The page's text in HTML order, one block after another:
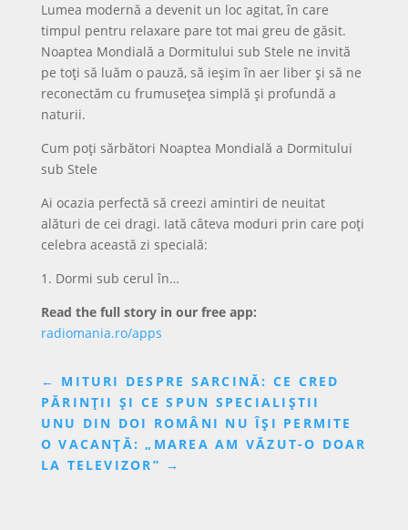
Lumea modernă a devenit un loc agitat, în care
timpul pentru relaxare pare tot mai greu de găsit.
Noaptea Mondială a Dormitului sub Stele ne invită
pe toți să luăm o pauză, să ieșim în aer liber și să ne
reconectăm cu frumusețea simplă și profundă a
naturii.
Cum poți sărbători Noaptea Mondială a Dormitului
sub Stele
Ai ocazia perfectă să creezi amintiri de neuitat
alături de cei dragi. Iată câteva moduri prin care poți
celebra această zi specială:
1. Dormi sub cerul în…
Read the full story in our free app:
radiomania.ro/apps
← MITURI DESPRE SARCINĂ: CE CRED
PĂRINȚII ȘI CE SPUN SPECIALIȘTII
UNU DIN DOI ROMÂNI NU ÎȘI PERMITE
O VACANȚĂ: „MAREA AM VĂZUT-O DOAR
LA TELEVIZOR” →